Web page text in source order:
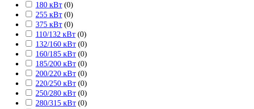
180 кВт (0)
255 кВт (0)
375 кВт (0)
110/132 кВт (0)
132/160 кВт (0)
160/185 кВт (0)
185/200 кВт (0)
200/220 кВт (0)
220/250 кВт (0)
250/280 кВт (0)
280/315 кВт (0)